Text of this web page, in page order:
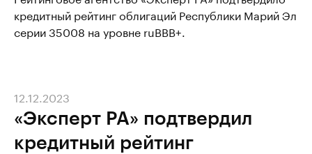
кредитный рейтинг облигаций Республики Марий Эл
серии 35008 на уровне ruBBB+.
«Эксперт РА» подтвердил
кредитный рейтинг
12.12.2023